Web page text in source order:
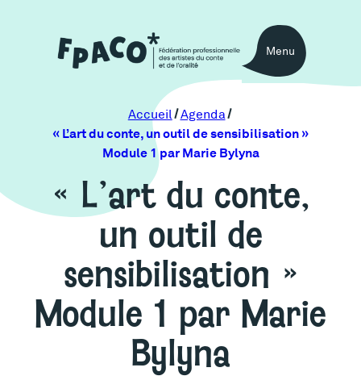
Menu
Accueil Agenda
« L’art du conte, un outil de sensibilisation »
Module 1 par Marie Bylyna
« L’art du conte,
un outil de
sensibilisation »
Module 1 par Marie
Bylyna